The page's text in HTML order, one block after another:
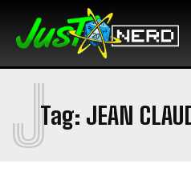
Tag: JEAN
J